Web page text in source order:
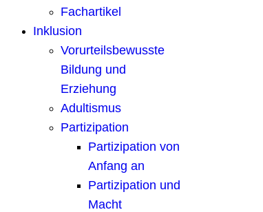
Fachartikel
Inklusion
Vorurteilsbewusste
Bildung und
Erziehung
Adultismus
Partizipation
Partizipation von
Anfang an
Partizipation und
Macht